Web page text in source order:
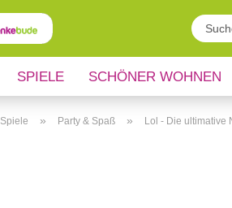
SPIELE SCHÖNER WOHNEN
REGIONALES
Spiele » Party & Spaß » Lol - Die ultimative